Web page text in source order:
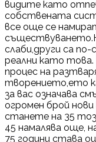
видите като
собствената
все още се
слаби,други са
реални като
процес на
творението,ето
за вас означава
огромен брой
станете на 35
45 намалява още,
75 години става